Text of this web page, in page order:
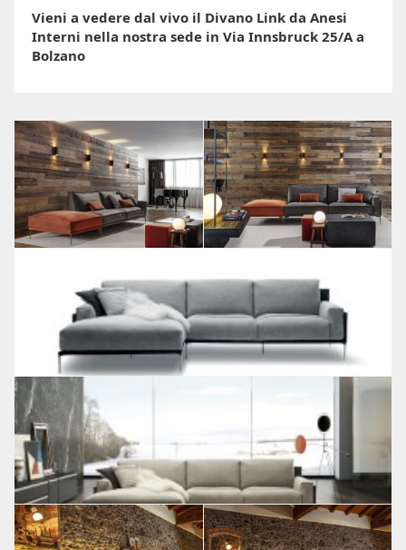
Vieni a vedere dal vivo il Divano Link da Anesi
Interni nella nostra sede in Via Innsbruck 25/A a
Bolzano